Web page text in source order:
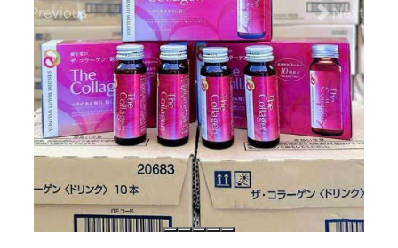
Previous Next